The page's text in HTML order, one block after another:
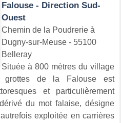
Falouse - Direction Sud-
Ouest
Chemin de la Poudrerie à
Dugny-sur-Meuse - 55100
Belleray
Située à 800 mètres du village
de la Falouse est
et particulièrement
du mot falaise, désigne
exploitée en carrières